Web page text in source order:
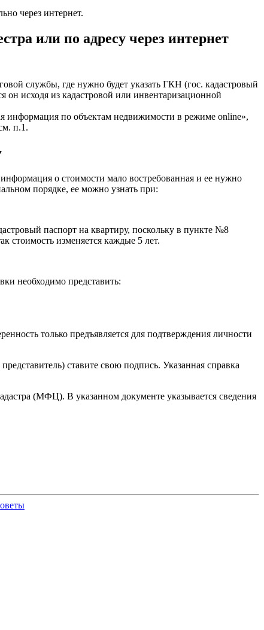
через интернет.
или по адресу через интернет
службы, где нужно будет указать ГКН (гос. кадастровый
он исходя из кадастровой или инвентаризационной
информация по объектам недвижимости в режиме online»,
п.1.
о стоимости мало востребованная и ее нужно
порядке, ее можно узнать при:
паспорт на квартиру, поскольку в пункте №8
стоимость изменяется каждые 5 лет.
необходимо представить:
только предъявляется для подтверждения личности
ставите свою подпись. Указанная справка
(МФЦ). В указанном документе указывается сведения